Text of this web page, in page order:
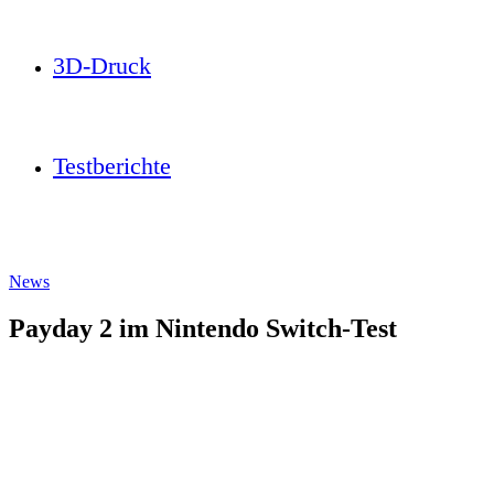
3D-Druck
Testberichte
News
Payday 2 im Nintendo Switch-Test